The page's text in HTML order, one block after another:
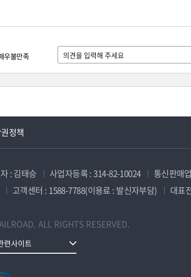
우불만족
정책
: 김태승 사업자등록 : 314-82-10024
통신판매
고객센터 : 1588-7788(이용료 : 발신자부담)
대표
ALL RIGHTS RESERVED.
련사이트